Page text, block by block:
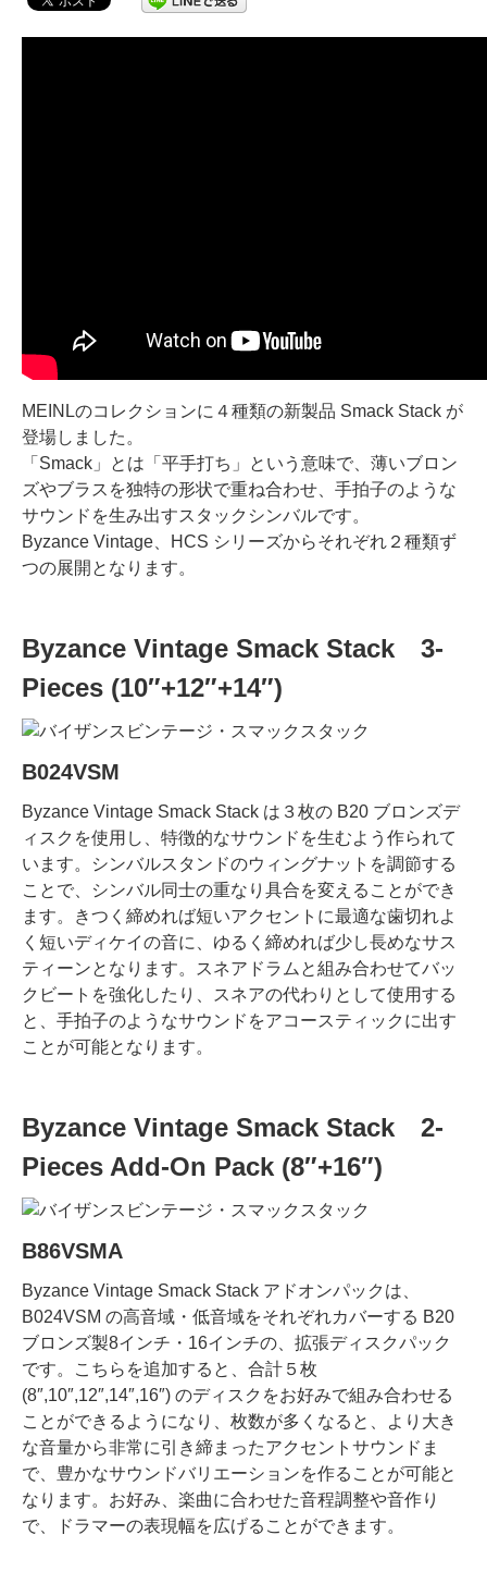
MEINLのコレクションに４種類の新製品 Smack Stack が
登場しました。
「Smack」とは「平手打ち」という意味で、薄いブロン
ズやブラスを独特の形状で重ね合わせ、手拍子のような
サウンドを生み出すスタックシンバルです。
Byzance Vintage、HCS シリーズからそれぞれ２種類ず
つの展開となります。
Byzance Vintage Smack Stack 3-
Pieces (10″+12″+14″)
B024VSM
Byzance Vintage Smack Stack は３枚の B20 ブロンズデ
ィスクを使用し、特徴的なサウンドを生むよう作られて
います。シンバルスタンドのウィングナットを調節する
ことで、シンバル同士の重なり具合を変えることができ
ます。きつく締めれば短いアクセントに最適な歯切れよ
く短いディケイの音に、ゆるく締めれば少し長めなサス
ティーンとなります。スネアドラムと組み合わせてバッ
クビートを強化したり、スネアの代わりとして使用する
と、手拍子のようなサウンドをアコースティックに出す
ことが可能となります。
Byzance Vintage Smack Stack 2-
Pieces Add-On Pack (8″+16″)
B86VSMA
Byzance Vintage Smack Stack アドオンパックは、
B024VSM の高音域・低音域をそれぞれカバーする B20
ブロンズ製8インチ・16インチの、拡張ディスクパック
です。こちらを追加すると、合計５枚
(8″,10″,12″,14″,16″) のディスクをお好みで組み合わせる
ことができるようになり、枚数が多くなると、より大き
な音量から非常に引き締まったアクセントサウンドま
で、豊かなサウンドバリエーションを作ることが可能と
なります。お好み、楽曲に合わせた音程調整や音作り
で、ドラマーの表現幅を広げることができます。